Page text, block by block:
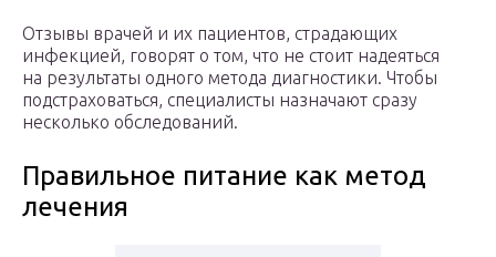
Отзывы врачей и их пациентов, страдающих
инфекцией, говорят о том, что не стоит надеяться
на результаты одного метода диагностики. Чтобы
подстраховаться, специалисты назначают сразу
несколько обследований.
Правильное питание как метод
лечения